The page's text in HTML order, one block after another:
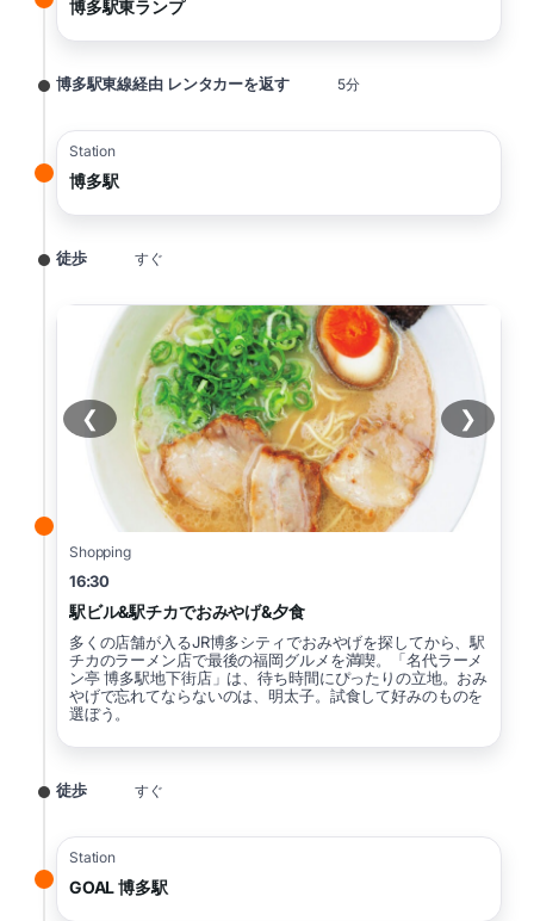
博多駅東ランプ
博多駅東線経由 レンタカーを返す 5分
Station
博多駅
徒歩 すぐ
Shopping
16:30
駅ビル&駅チカでおみやげ&夕食
多くの店舗が入るJR博多シティでおみやげを探してから、駅
チカのラーメン店で最後の福岡グルメを満喫。「名代ラーメ
ン亭 博多駅地下街店」は、待ち時間にぴったりの立地。おみ
やげで忘れてならないのは、明太子。試食して好みのものを
選ぼう。
❮ ❯
徒歩 すぐ
Station
GOAL 博多駅